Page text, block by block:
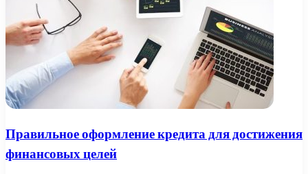
Правильное оформление кредита для достижения
финансовых целей